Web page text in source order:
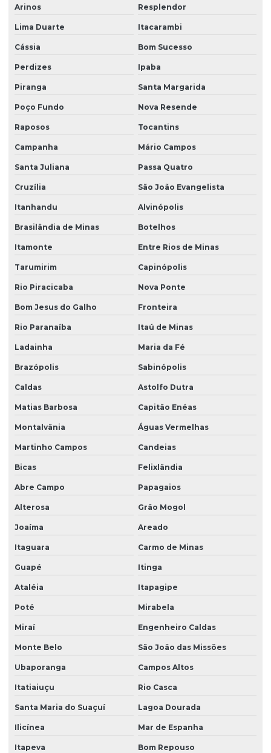
Arinos Resplendor
Lima Duarte Itacarambi
Cássia Bom Sucesso
Perdizes Ipaba
Piranga Santa Margarida
Poço Fundo Nova Resende
Raposos Tocantins
Campanha Mário Campos
Santa Juliana Passa Quatro
Cruzília São João Evangelista
Itanhandu Alvinópolis
Brasilândia de Minas Botelhos
Itamonte Entre Rios de Minas
Tarumirim Capinópolis
Rio Piracicaba Nova Ponte
Bom Jesus do Galho Fronteira
Rio Paranaíba Itaú de Minas
Ladainha Maria da Fé
Brazópolis Sabinópolis
Caldas Astolfo Dutra
Matias Barbosa Capitão Enéas
Montalvânia Águas Vermelhas
Martinho Campos Candeias
Bicas Felixlândia
Abre Campo Papagaios
Alterosa Grão Mogol
Joaíma Areado
Itaguara Carmo de Minas
Guapé Itinga
Ataléia Itapagipe
Poté Mirabela
Miraí Engenheiro Caldas
Monte Belo São João das Missões
Ubaporanga Campos Altos
Itatiaiuçu Rio Casca
Santa Maria do Suaçuí Lagoa Dourada
Ilicínea Mar de Espanha
Itapeva Bom Repouso